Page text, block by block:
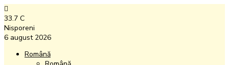
33.7 C
Nisporeni
6 august 2026
Română